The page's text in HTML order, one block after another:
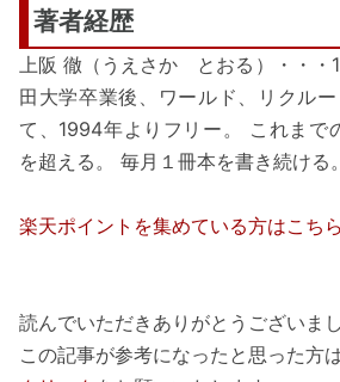
著者経歴
上阪 徹（うえさか とおる）・・・
田大学卒業後、ワールド、リクル
て、1994年よりフリー。 これまで
を超える。 毎月１冊本を書き続ける。
楽天ポイントを集めている方はこちら
読んでいただきありがとうございま
この記事が参考になったと思った方は